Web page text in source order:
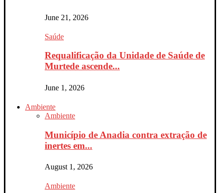
June 21, 2026
Saúde
Requalificação da Unidade de Saúde de
Murtede ascende...
June 1, 2026
Ambiente
Ambiente
Município de Anadia contra extração de
inertes em...
August 1, 2026
Ambiente